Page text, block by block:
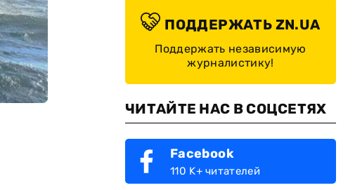
ПОДДЕРЖАТЬ ZN.UA
Поддержать независимую
журналистику!
ЧИТАЙТЕ НАС В СОЦСЕТЯХ
Facebook
110 K+ читателей